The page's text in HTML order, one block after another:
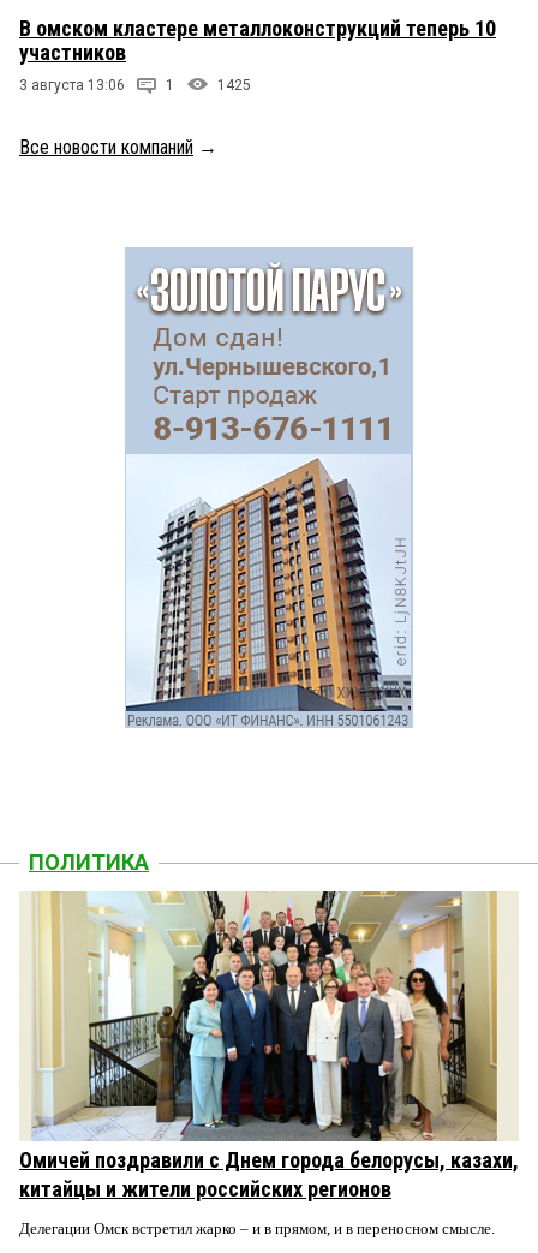
В омском кластере металлоконструкций теперь 10
участников
3 августа 13:06 1 1425
Все новости компаний →
ПОЛИТИКА
Омичей поздравили с Днем города белорусы, казахи,
китайцы и жители российских регионов
Делегации Омск встретил жарко – и в прямом, и в переносном смысле.